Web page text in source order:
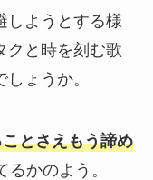
しようとする様
クと時を刻む歌
ょうか。
とさえもう諦め
るかのよう。